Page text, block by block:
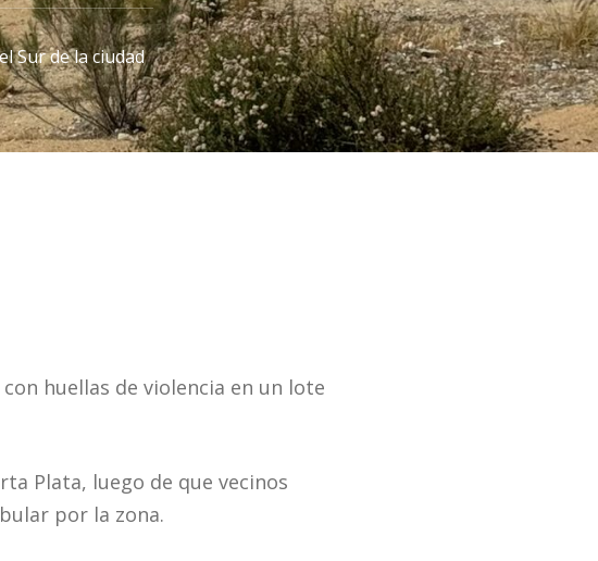
Sur de la ciudad
huellas de violencia en un lote
Plata, luego de que vecinos
por la zona.